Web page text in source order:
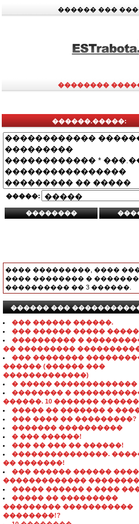
������ ���
��������
������.�����:
�����:
���� ���������, ����
���� �������� �
���������� �� 3 ������.
������ ���
��� ������ ������.
��� ������ �����
���������� �
�� ���������
��� ��������
������ (������ ���
�������������)
� ����� �������������
�������� �
������. 10 �������
����� �� ������� �
��� ���� �� ���������?
������� ����������
� ��� ������!
��� �� ��� �� ������!
���������������.
�� �������!
��� ������ ������
�������������
����� ������ � ����
����� �� ���������
��������� �����������
��������!?